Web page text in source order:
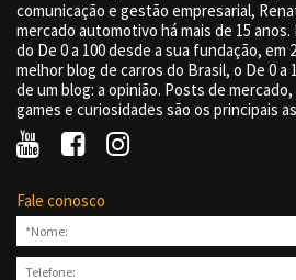
comunicação e gestão empresarial,
mercado automotivo há mais de 15
do De 0 a 100 desde a sua fundação, em
melhor blog de carros do Brasil, o De 0 a
de um blog: a opinião. Posts de
games e curiosidades são os principais
Fale conosco